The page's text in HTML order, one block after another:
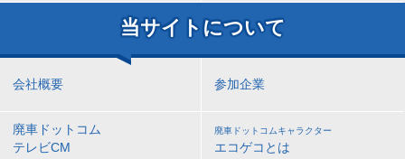
当サイトについて
会社概要 参加企業
廃車ドットコム
テレビCM
廃車ドットコムキャラクター
エコゲコとは